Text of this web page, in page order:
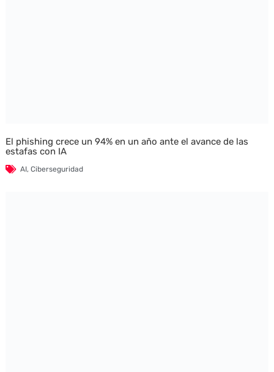
El phishing crece un 94% en un año ante el avance de las
estafas con IA
AI, Ciberseguridad